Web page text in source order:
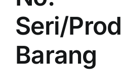
Seri/
Barang